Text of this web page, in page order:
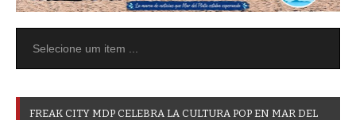
FREAK CITY MDP CELEBRA LA CULTURA POP EN MAR DEL